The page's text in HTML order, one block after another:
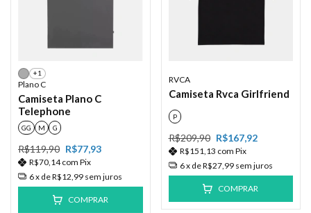
+1
Plano C
Camiseta Plano C
Telephone
GG M G
R$119,90 R$77,93
R$70,14com Pix
6x deR$12,99 sem juros
COMPRAR
RVCA
Camiseta Rvca Girlfriend
P
R$209,90 R$167,92
R$151,13 com Pix
6x deR$27,99 sem juros
COMPRAR